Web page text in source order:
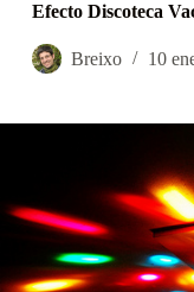
d
o
Efecto Discoteca
Breixo 10